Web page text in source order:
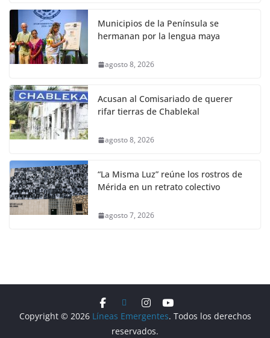
Municipios de la Península se
hermanan por la lengua maya
agosto 8, 2026
Acusan al Comisariado de querer
rifar tierras de Chablekal
agosto 8, 2026
“La Misma Luz” reúne los rostros de
Mérida en un retrato colectivo
agosto 7, 2026
Copyright © 2026 Líneas Emergentes. Todos los derechos
reservados.